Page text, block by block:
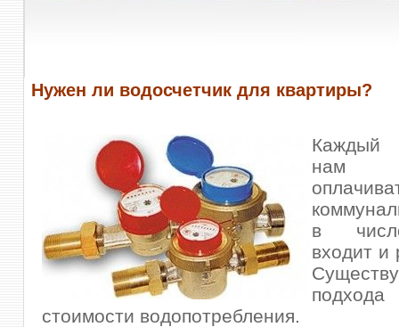
Нужен ли водосчетчик для квартиры?
Каждый
нам
в
входит и
стоимости водопотребления.